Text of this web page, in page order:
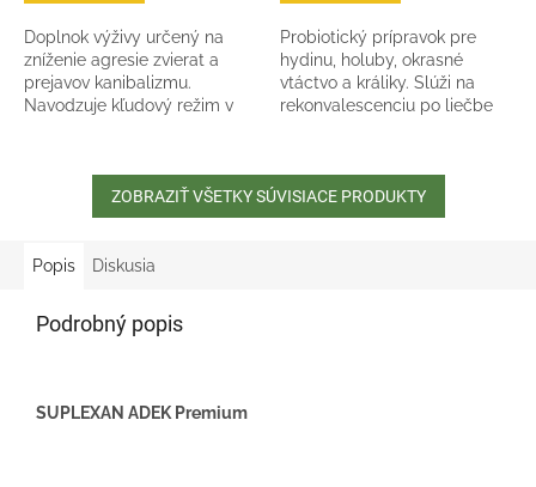
Doplnok výživy určený na
zníženie agresie zvierat a
prejavov kanibalizmu.
Navodzuje kľudový režim v
všetky kategórie hydiny a
Probiotický prípravok pre
hydinu, holuby, okrasné
vtáctvo a králiky. Slúži na
rekonvalescenciu po liečbe
ukazovatele. Preventívny a...
ZOBRAZIŤ VŠETKY SÚVISIACE PRODUKTY
Popis Diskusia
Podrobný popis
SUPLEXAN ADEK Premium